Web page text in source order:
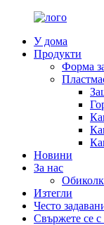
У дома
Продукти
Форма
Новини
За нас
Изтегли
Често
Свържете се с